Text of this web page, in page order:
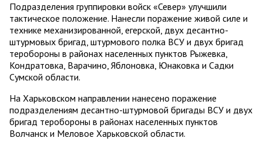
Подразделения группировки войск «Север» улучшили
тактическое положение. Нанесли поражение живой силе и
технике механизированной, егерской, двух десантно-
штурмовых бригад, штурмового полка ВСУ и двух бригад
теробороны в районах населенных пунктов Рыжевка,
Кондратовка, Варачино, Яблоновка, Юнаковка и Садки
Сумской области.
На Харьковском направлении нанесено поражение
подразделениям десантно-штурмовой бригады ВСУ и двух
бригад теробороны в районах населенных пунктов
Волчанск и Меловое Харьковской области.